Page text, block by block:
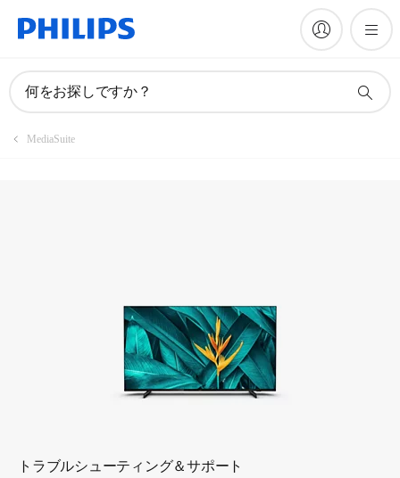
何をお探しですか？
MediaSuite
トラブルシューティング＆サポート
製品を登録